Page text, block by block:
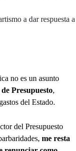
a dar respuesta a
no es un asunto
Presupuesto,
del Estado.
del Presupuesto
me resta